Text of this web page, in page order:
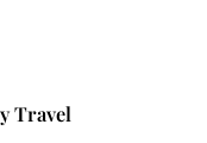
Travel